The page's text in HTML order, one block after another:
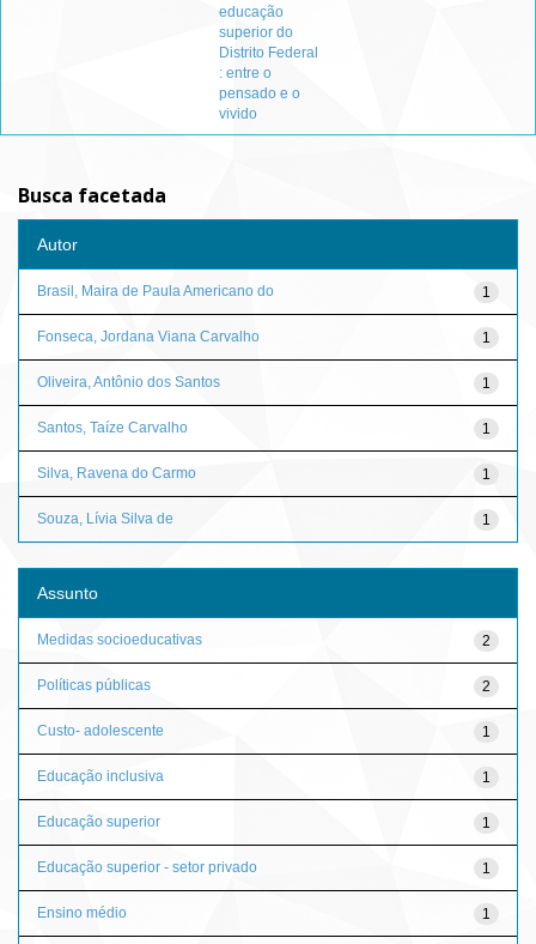
educação
superior do
Distrito Federal
: entre o
pensado e o
vivido
Busca facetada
Autor
1
Brasil, Maira de Paula Americano do
1
Fonseca, Jordana Viana Carvalho
1
Oliveira, Antônio dos Santos
1
Santos, Taíze Carvalho
1
Silva, Ravena do Carmo
1
Souza, Lívia Silva de
Assunto
2
Medidas socioeducativas
2
Políticas públicas
1
Custo- adolescente
1
Educação inclusiva
1
Educação superior
1
Educação superior - setor privado
1
Ensino médio